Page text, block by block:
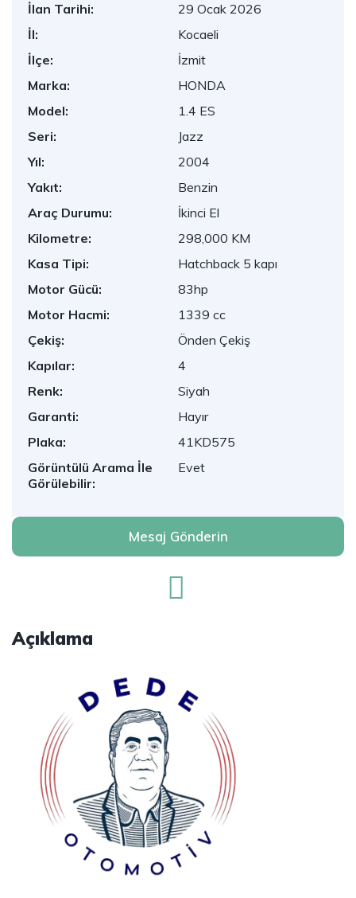
İlan Tarihi:
29 Ocak 2026
İl:
Kocaeli
İlçe:
İzmit
Marka:
HONDA
Model:
1.4 ES
Seri:
Jazz
Yıl:
2004
Yakıt:
Benzin
Araç Durumu:
İkinci El
Kilometre:
298,000 KM
Kasa Tipi:
Hatchback 5 kapı
Motor Gücü:
83hp
Motor Hacmi:
1339 cc
Çekiş:
Önden Çekiş
Kapılar:
4
Renk:
Siyah
Garanti:
Hayır
Plaka:
41KD575
Görüntülü Arama İle
Görülebilir:
Evet
Mesaj Gönderin
Açıklama